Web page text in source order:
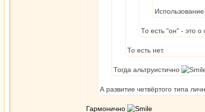
То есть "он" - это о
То есть нет.
Тогда альтруистично
А развитие четвёртого типа
Гармонично